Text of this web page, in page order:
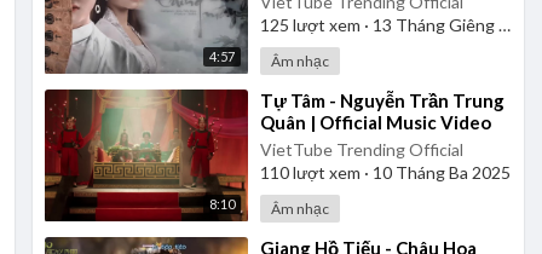
4:57
125 lượt xem · 13 Tháng Giêng 2025
Âm nhạc
8:10
⁣Tự Tâm - Nguyễn Trần Trung
Quân | Official Music Video
VietTube Trending Official
110lượt xem · 10 Tháng Ba 2025
Âm nhạc
⁣Giang Hồ Tiếu - Châu Hoa